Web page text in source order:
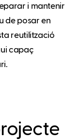
i mantenir
de posar en
reutilització
capaç